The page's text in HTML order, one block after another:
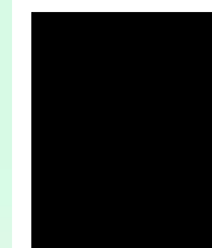
bình an và tài